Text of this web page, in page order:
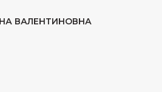
ВАЛЕНТИНОВНА